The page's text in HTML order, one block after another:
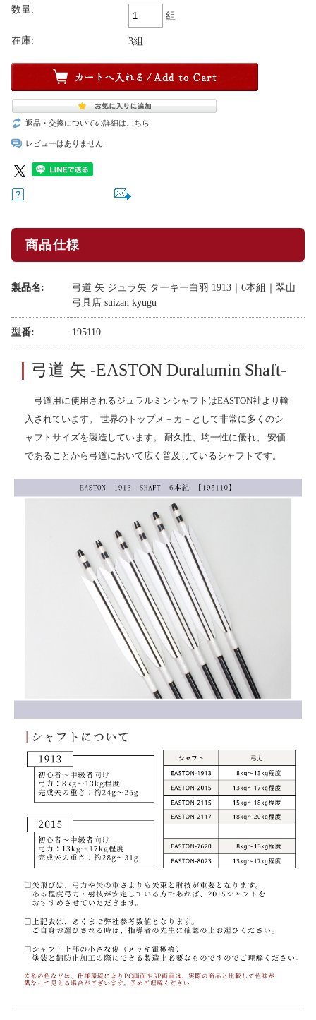
数量:
組
在庫: 3組
返品・交換についての詳細はこちら
レビューはありません
商品仕様
製品名:
弓道 矢 ジュラ矢 ターキー白羽 1913｜6本組｜翠山
弓具店 suizan kyugu
型番: 195110
弓道 矢 -EASTON Duralumin Shaft-
弓道用に使用されるジュラルミンシャフトはEASTON社より輸
入されています。 世界のトップメ－カ－として非常に多くのシ
ャフトサイズを製造しています。 耐久性、均一性に優れ、 安価
であることから弓道において広く普及しているシャフトです。